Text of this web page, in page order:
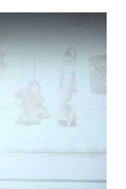
I/O '18)